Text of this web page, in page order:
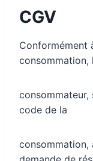
CGV
Conformément
consommation,
consommateur,
code de la
consommation,